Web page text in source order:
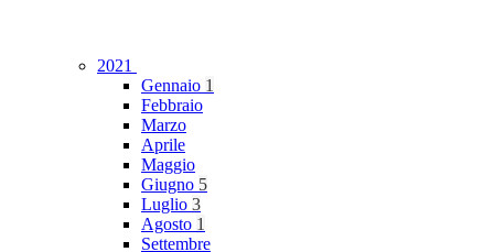
2021
Gennaio 1
Febbraio
Marzo
Aprile
Maggio
Giugno 5
Luglio 3
Agosto 1
Settembre